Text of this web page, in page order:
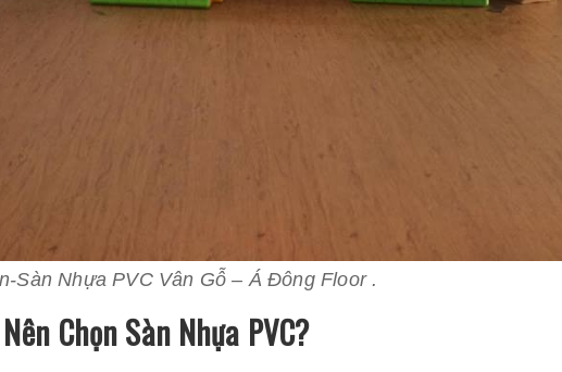
Sàn Nhựa PVC Vân Gỗ – Á Đông Floor .
Chọn Sàn Nhựa PVC?